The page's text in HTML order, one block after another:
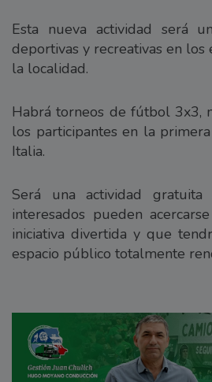
Esta nueva actividad será
deportivas y recreativas en los
la localidad.
Habrá torneos de fútbol 3x3,
los participantes en la
Italia.
Será una actividad
interesados pueden
iniciativa divertida y que
espacio público totalmente